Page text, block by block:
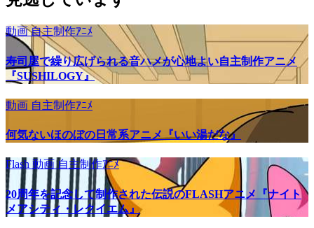
動画自主制作ｱﾆﾒ
寿司屋で繰り広げられる音ハメが心地よい自主制作アニメ
『SUSHILOGY』
動画 自主制作ｱﾆﾒ
何気ないほのぼの日常系アニメ『いい湯だな』
Flash 動画自主制作ｱﾆﾒ
20周年を記念して制作された伝説のFLASHアニメ『ナイト
メアシティ・レクイエム』